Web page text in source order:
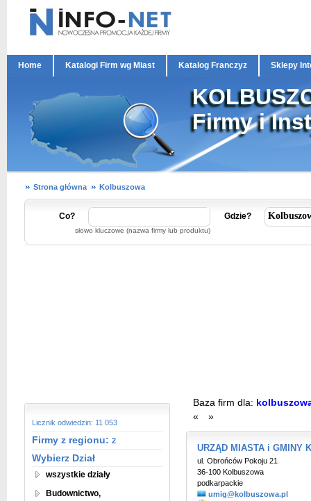
Home Katalogi Firm wg Miast Katalog Franczyz Sklepy
Firmy i
Strona główna Kolbuszowa
Co?
słowo kluczowe (nazwa firmy lub produktu)
Gdzie?
Licznik odwiedzin: 11 053
Firmy z regionu: 2
Wybierz Dział
wszystkie działy
Budownictwo,
Baza firm dla:
«
»
URZĄD MIASTA i GMINY
ul. Obrońców Pokoju 21
36-100 Kolbuszowa
podkarpackie
umig@kolbuszowa.pl